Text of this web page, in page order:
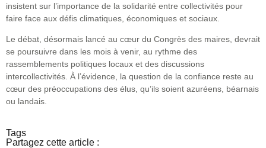
insistent sur l’importance de la solidarité entre collectivités pour
faire face aux défis climatiques, économiques et sociaux.
Le débat, désormais lancé au cœur du Congrès des maires, devrait
se poursuivre dans les mois à venir, au rythme des
rassemblements politiques locaux et des discussions
intercollectivités. À l’évidence, la question de la confiance reste au
cœur des préoccupations des élus, qu’ils soient azuréens, béarnais
ou landais.
Tags
Partagez cette article :